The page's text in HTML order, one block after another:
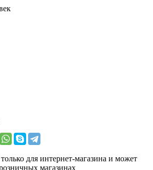
для интернет-магазина и может
магазинах